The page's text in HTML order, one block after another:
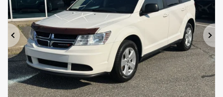
Previous